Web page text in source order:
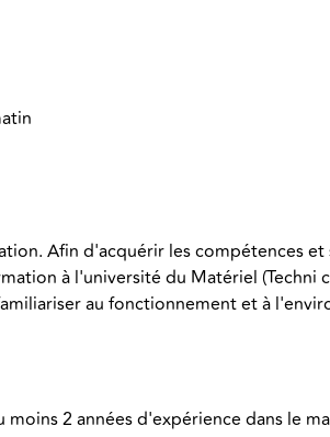
Afin d'acquérir les compétences
à l'université du Matériel (Techni
au fonctionnement et à
2 années d'expérience dans le